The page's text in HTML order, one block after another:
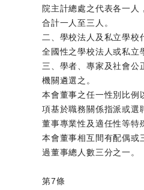
院主計總處之代表各一人
合計一人至三人。
二、學校法人及私立學校
全國性之學校法人或私立
三、學者、專家及社會公
機關遴選之。
本會董事之任一性別比例
項基於職務關係指派或選
董事專業性及適任性等特
本會董事相互間有配偶或
過董事總人數三分之一。
第7條